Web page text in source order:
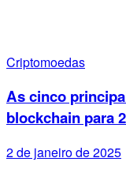
Criptomoedas
As cinco
blockchain para
2 de janeiro de 2025